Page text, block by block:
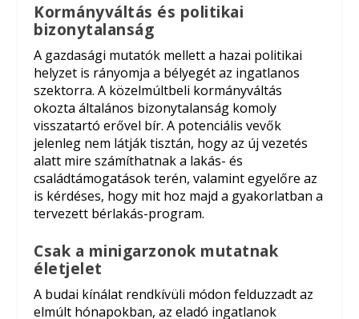
Kormányváltás és politikai
bizonytalanság
A gazdasági mutatók mellett a hazai politikai
helyzet is rányomja a bélyegét az ingatlanos
szektorra. A közelmúltbeli kormányváltás
okozta általános bizonytalanság komoly
visszatartó erővel bír. A potenciális vevők
jelenleg nem látják tisztán, hogy az új vezetés
alatt mire számíthatnak a lakás- és
családtámogatások terén, valamint egyelőre az
is kérdéses, hogy mit hoz majd a gyakorlatban a
tervezett bérlakás-program.
Csak a minigarzonok mutatnak
életjelet
A budai kínálat rendkívüli módon felduzzadt az
elmúlt hónapokban, az eladó ingatlanok